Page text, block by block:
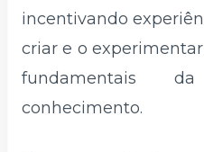
incentivando
criar e o
fundamentais
conhecimento.